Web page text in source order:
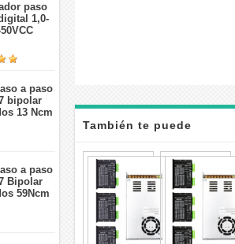
paso
1,0-
paso a
17, 23,
a paso
bipolar
13 Ncm
4
a paso
Bipolar
59Ncm
4
También te puede
interesar
de
motor
paso